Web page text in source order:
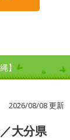
】
2026/08/08 更新
大分県